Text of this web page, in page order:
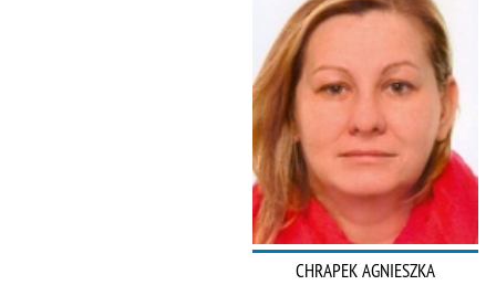
CHRAPEK AGNIESZKA